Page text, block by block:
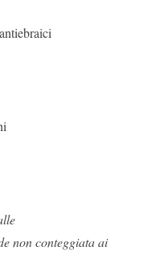
non conteggiata ai